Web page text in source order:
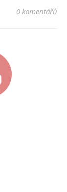
0 komentářů